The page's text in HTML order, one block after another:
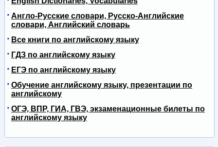
Англо-Русские словари, Русско-Английские
словари, Английский словарь
Все книги по английскому языку
ГДЗ по английскому языку
ЕГЭ по английскому языку
Обучение английскому языку, презентации по
английскому
ОГЭ, ВПР, ГИА, ГВЭ, экзаменационные билеты по
английскому языку